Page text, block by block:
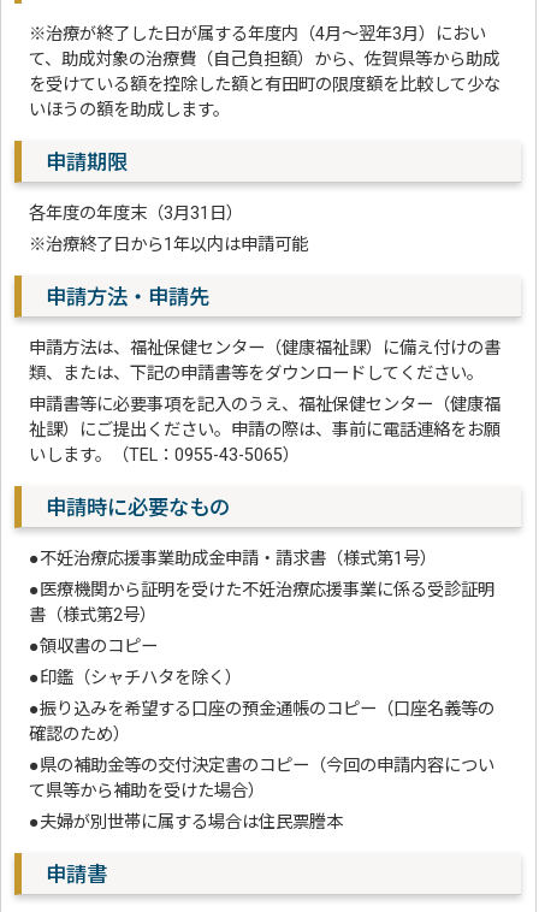
※治療が終了した日が属する年度内（4月～翌年3月）におい
て、助成対象の治療費（自己負担額）から、佐賀県等から助成
を受けている額を控除した額と有田町の限度額を比較して少な
いほうの額を助成します。
申請期限
各年度の年度末（3月31日）
※治療終了日から1年以内は申請可能
申請方法・申請先
申請方法は、福祉保健センター（健康福祉課）に備え付けの書
類、または、下記の申請書等をダウンロードしてください。
申請書等に必要事項を記入のうえ、福祉保健センター（健康福
祉課）にご提出ください。申請の際は、事前に電話連絡をお願
いします。（TEL：0955-43-5065）
申請時に必要なもの
●不妊治療応援事業助成金申請・請求書（様式第1号）
●医療機関から証明を受けた不妊治療応援事業に係る受診証明
書（様式第2号）
●領収書のコピー
●印鑑（シャチハタを除く）
●振り込みを希望する口座の預金通帳のコピー（口座名義等の
確認のため）
●県の補助金等の交付決定書のコピー（今回の申請内容につい
て県等から補助を受けた場合）
●夫婦が別世帯に属する場合は住民票謄本
申請書